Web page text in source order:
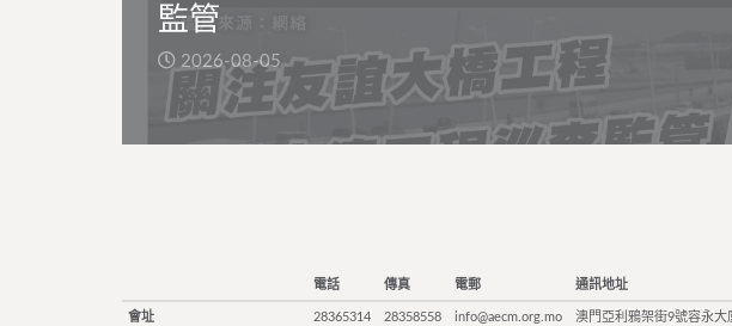
監管
2026-08-05
電話 傳真 電郵 通訊地址
會址 28365314 28358558 info@aecm.org.mo 澳門亞利鴉架街9號容永大